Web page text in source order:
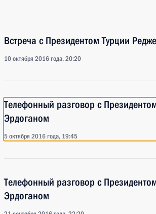
Встреча с Президентом Турции
10 октября 2016 года, 20:20
Телефонный разговор с
Эрдоганом
5 октября 2016 года, 19:45
Телефонный разговор с
Эрдоганом